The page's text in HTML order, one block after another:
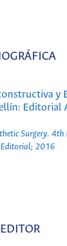
y
Editorial
Surgery. 4th
2016